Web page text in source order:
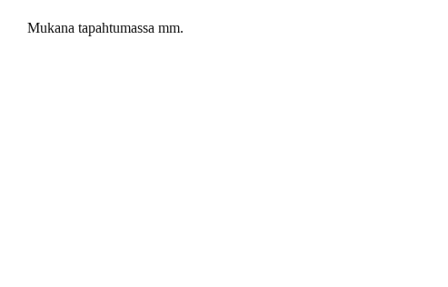
Mukana tapahtumassa mm.